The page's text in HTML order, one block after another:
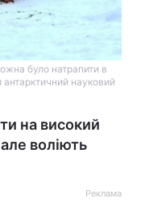
було натрапити в
науковий
на високий
воліють
Реклама